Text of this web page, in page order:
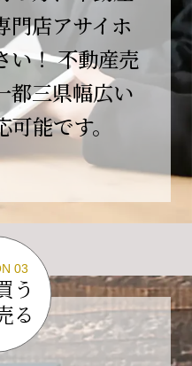
ができましたの
ているお客様、お
引先の皆様、そして
係者の皆様のおか
申し上げます。
のご縁と学びをい
ます。
過点にすぎません。
す。
、初心を忘れず、
れる存在であり続
。
指導を賜りますよ
門店アサイホ
い！ 不動産売
都三県幅広い
能です。
03
う
る